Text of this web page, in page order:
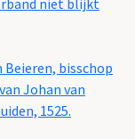
niet blijkt
bisschop
Johan van
1525.